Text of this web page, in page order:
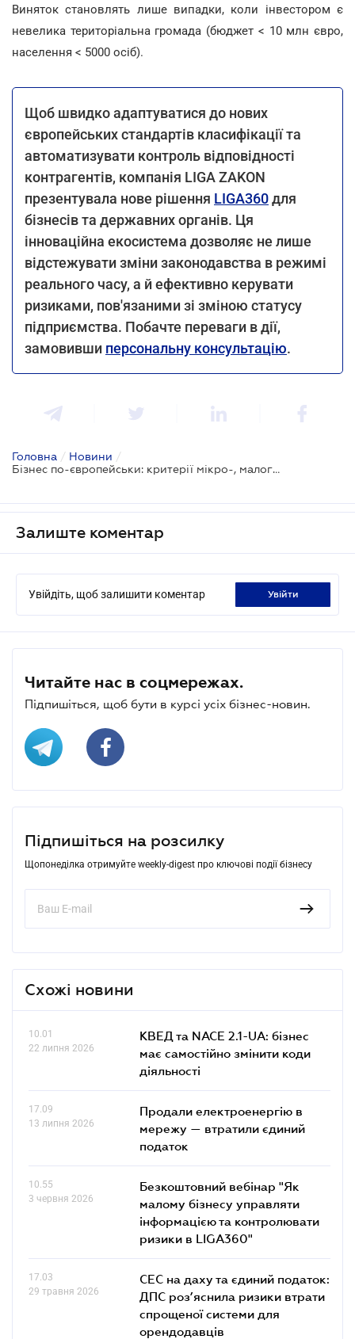
Виняток становлять лише випадки, коли інвестором є
невелика територіальна громада (бюджет < 10 млн євро,
населення < 5000 осіб).
Щоб швидко адаптуватися до нових
європейських стандартів класифікації та
автоматизувати контроль відповідності
контрагентів, компанія LIGA ZAKON
презентувала нове рішення LIGA360для
бізнесів та державних органів. Ця
інноваційна екосистема дозволяє не лише
відстежувати зміни законодавства в режимі
реального часу, а й ефективно керувати
ризиками, пов'язаними зі зміною статусу
підприємства. Побачте переваги в дії,
замовивши персональну консультацію.
Головна / Новини /
Бізнес по-європейськи: критерії мікро-, малого та середнього підприємництва зміняться
Залиште коментар
Увійдіть, щоб залишити коментар увійти
Читайте нас в соцмережах.
Підпишіться, щоб бути в курсі усіх бізнес-новин.
Підпишіться на розсилку
Щопонеділка отримуйте weekly-digest про ключові події бізнесу
Схожі новини
10.01
22 липня 2026
КВЕД та NACE 2.1-UA: бізнес
має самостійно змінити коди
діяльності
17.09
13 липня 2026
Продали електроенергію в
мережу — втратили єдиний
податок
10.55
3 червня 2026
Безкоштовний вебінар "Як
малому бізнесу управляти
інформацією та контролювати
ризики в LIGA360"
17.03
29 травня 2026
СЕС на даху та єдиний податок:
ДПС роз’яснила ризики втрати
спрощеної системи для
орендодавців